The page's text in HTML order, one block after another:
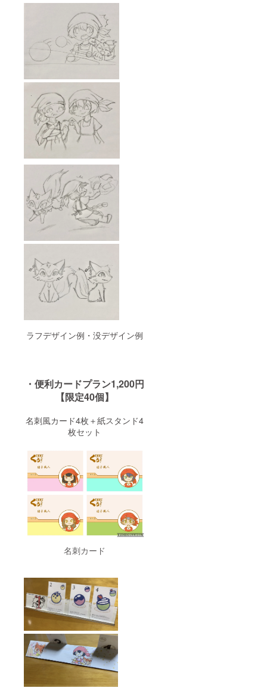
ラフデザイン例・没デザイン例
・便利カードプラン1,200円
【限定40個】
名刺風カード4枚＋紙スタンド4
枚セット
名刺カード